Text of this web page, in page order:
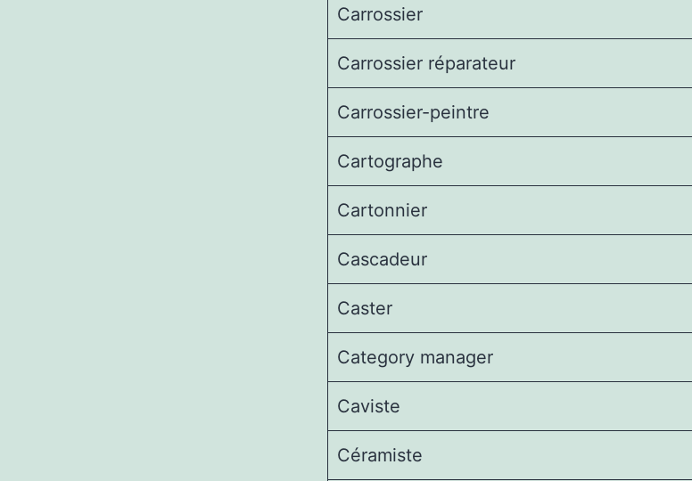
Carrossier
Carrossier réparateur
Carrossier-peintre
Cartographe
Cartonnier
Cascadeur
Caster
Category manager
Caviste
Céramiste